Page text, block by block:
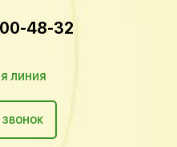
48-32
линия